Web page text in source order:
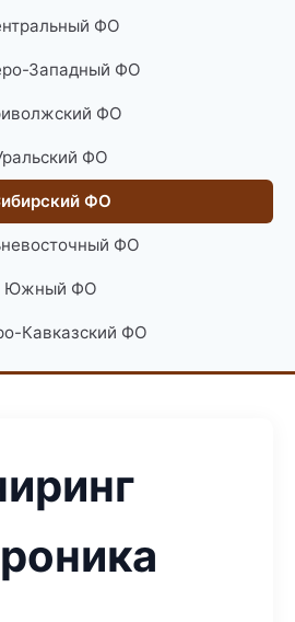
ФО
Западный ФО
ФО
ФО
ФО
ФО
Южный ФО
Кавказский ФО